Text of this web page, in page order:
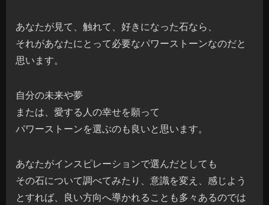
あなたが見て、触れて、好きになった石なら、
それがあなたにとって必要なパワーストーンなのだと
思います。
自分の未来や夢
または、愛する人の幸せを願って
パワーストーンを選ぶのも良いと思います。
あなたがインスピレーションで選んだとしても
その石について調べてみたり、意識を変え、感じよう
とすれば、良い方向へ導かれることも多々あるのでは